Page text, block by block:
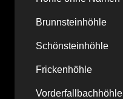
Brunnsteinhöhle
Schönsteinhöhle
Frickenhöhle
Vorderfallbachhöhle